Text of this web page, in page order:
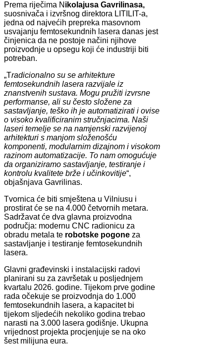
Prema riječima N ikolajusa Gavrilinasa,
suosnivača i izvršnog direktora LITILIT-a,
jedna od najvećih prepreka masovnom
usvajanju femtosekundnih lasera danas jest
činjenica da ne postoje načini njihove
proizvodnje u opsegu koji će industriji biti
potreban.
„Tradicionalno su se arhitekture
femtosekundnih lasera razvijale iz
znanstvenih sustava. Mogu pružiti izvrsne
performanse, ali su često složene za
sastavljanje, teško ih je automatizirati i ovise
o visoko kvalificiranim stručnjacima. Naši
laseri temelje se na namjenski razvijenoj
arhitekturi s manjom složenošću
komponenti, modularnim dizajnom i visokom
razinom automatizacije. To nam omogućuje
da organiziramo sastavljanje, testiranje i
kontrolu kvalitete brže i učinkovitije“,
objašnjava Gavrilinas.
Tvornica će biti smještena u Vilniusu i
prostirat će se na 4.000 četvornih metara.
Sadržavat će dva glavna proizvodna
područja: modernu CNC radionicu za
obradu metala te robotske pogone za
sastavljanje i testiranje femtosekundnih
lasera.
Glavni građevinski i instalacijski radovi
planirani su za završetak u posljednjem
kvartalu 2026. godine. Tijekom prve godine
rada očekuje se proizvodnja do 1.000
femtosekundnih lasera, a kapacitet bi
tijekom sljedećih nekoliko godina trebao
narasti na 3.000 lasera godišnje. Ukupna
vrijednost projekta procjenjuje se na oko
šest milijuna eura.